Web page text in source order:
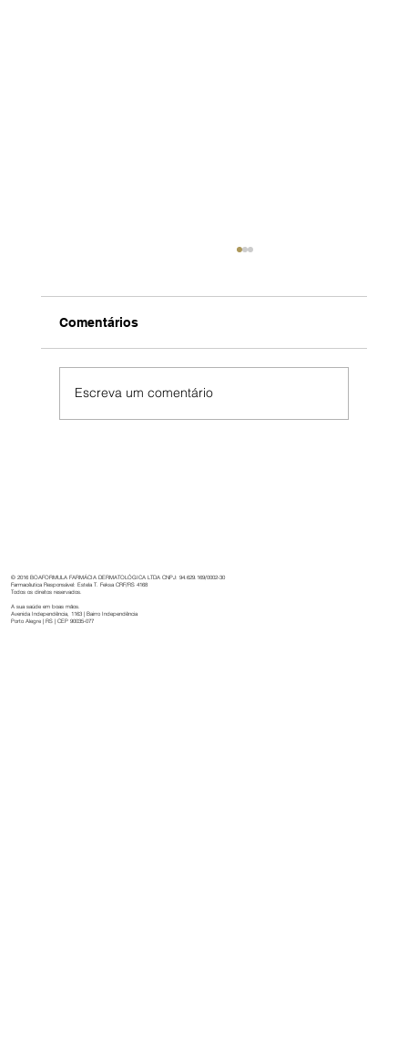
Comentários
Escreva um comentário
© 2016 BOAFORMULA FARMÁCIA DERMATOLÓGICA LTDA CNPJ: 94.629.169/0002-30
Farmacêutica Responsável: Estela T. Feksa CRF/RS 4168
Todos os direitos reservados.
A sua saúde em boas mãos.
Avenida Independência, 1163 | Bairro Independência
Porto Alegre | RS | CEP 90035-077